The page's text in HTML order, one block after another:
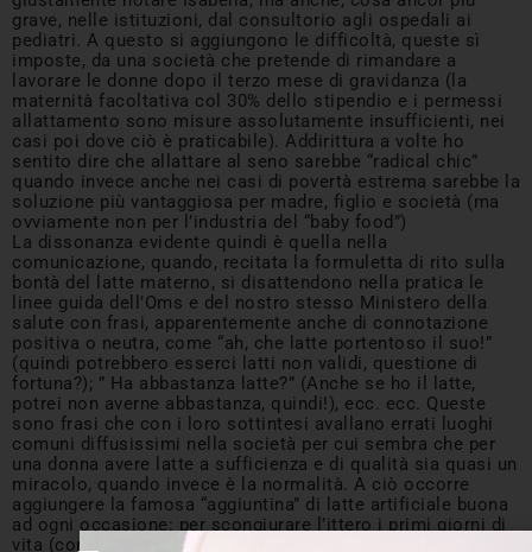
grave, nelle istituzioni, dal consultorio agli ospedali ai
pediatri. A questo si aggiungono le difficoltà, queste sì
imposte, da una società che pretende di rimandare a
lavorare le donne dopo il terzo mese di gravidanza (la
maternità facoltativa col 30% dello stipendio e i permessi
allattamento sono misure assolutamente insufficienti, nei
casi poi dove ciò è praticabile). Addirittura a volte ho
sentito dire che allattare al seno sarebbe “radical chic”
quando invece anche nei casi di povertà estrema sarebbe la
soluzione più vantaggiosa per madre, figlio e società (ma
ovviamente non per l’industria del “baby food”)
La dissonanza evidente quindi è quella nella
comunicazione, quando, recitata la formuletta di rito sulla
bontà del latte materno, si disattendono nella pratica le
linee guida dell’Oms e del nostro stesso Ministero della
salute con frasi, apparentemente anche di connotazione
positiva o neutra, come “ah, che latte portentoso il suo!”
(quindi potrebbero esserci latti non validi, questione di
fortuna?); ” Ha abbastanza latte?” (Anche se ho il latte,
potrei non averne abbastanza, quindi!), ecc. ecc. Queste
sono frasi che con i loro sottintesi avallano errati luoghi
comuni diffusissimi nella società per cui sembra che per
una donna avere latte a sufficienza e di qualità sia quasi un
miracolo, quando invece è la normalità. A ciò occorre
aggiungere la famosa “aggiuntina” di latte artificiale buona
ad ogni occasione: per scongiurare l’ittero i primi giorni di
vita (come è successo a me con mia figlia), se il bambino